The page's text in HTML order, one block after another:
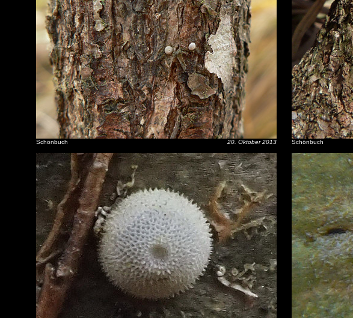
Schönbuch 20. Oktober 2013 Schönbuch